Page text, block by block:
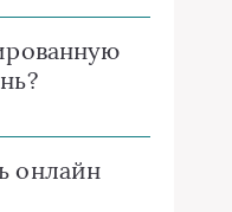
онлайн